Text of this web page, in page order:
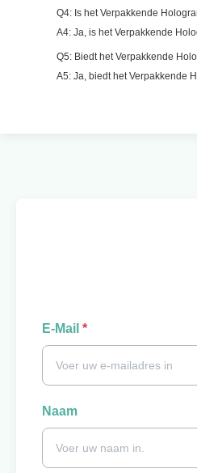
Q4: Is het Verpakkende
A4: Ja, is het Verpakkende
Q5: Biedt het Verpakkende
A5: Ja, biedt het Verpakkende
E-Mail *
Naam